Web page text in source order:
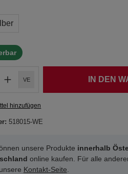
VE IN DEN
hinzufügen
518015-WE
unsere Produkte innerhalb
online kaufen. Für alle
Kontakt-Seite.